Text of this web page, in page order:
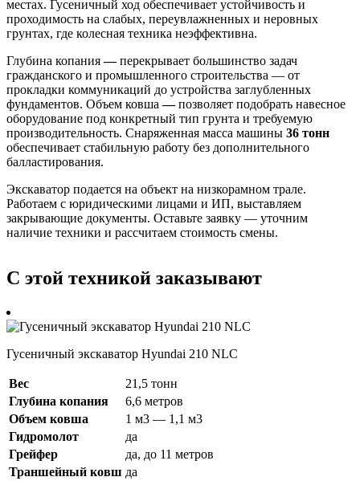
местах. Гусеничный ход обеспечивает устойчивость и
проходимость на слабых, переувлажненных и неровных
грунтах, где колесная техника неэффективна.
Глубина копания—перекрывает большинство задач
гражданского и промышленного строительства — от
прокладки коммуникаций до устройства заглубленных
фундаментов. Объем ковша—позволяет подобрать навесное
оборудование под конкретный тип грунта и требуемую
производительность. Снаряженная масса машины 36 тонн
обеспечивает стабильную работу без дополнительного
балластирования.
Экскаватор подается на объект на низкорамном трале.
Работаем с юридическими лицами и ИП, выставляем
закрывающие документы. Оставьте заявку — уточним
наличие техники и рассчитаем стоимость смены.
С этой техникой заказывают
Гусеничный экскаватор Hyundai 210 NLC
Вес
21,5 тонн
Глубина копания
6,6 метров
Объем ковша
1 м3 — 1,1 м3
Гидромолот
да
Грейфер
да, до 11 метров
Траншейный ковш да